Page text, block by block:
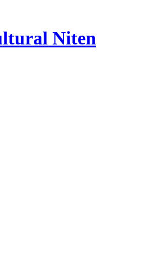
Niten